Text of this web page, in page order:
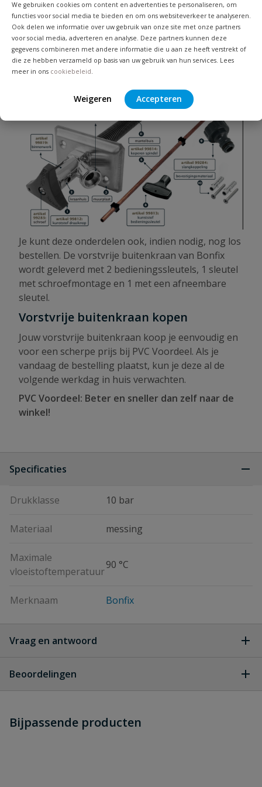
We gebruiken cookies om content en advertenties te personaliseren, om
functies voor social media te bieden en om ons websiteverkeer te analyseren.
Ook delen we informatie over uw gebruik van onze site met onze partners
voor social media, adverteren en analyse. Deze partners kunnen deze
gegevens combineren met andere informatie die u aan ze heeft verstrekt of
die ze hebben verzameld op basis van uw gebruik van hun services. Lees
meer in ons cookiebeleid.
Weigeren Accepteren
volgende onderdelen.
Je kunt deze onderdelen ook, indien nodig, nog los
bestellen. De vorstvrije buitenkraan van Bonfix
wordt geleverd met 2 bedieningssleutels, 1 sleutel
met schroefmontage en 1 met een afneembare
sleutel.
Vorstvrije buitenkraan kopen
Jouw vorstvrije buitenkraan koop je eenvoudig en
voor een scherpe prijs bij PVC Voordeel. Als je
vandaag de bestelling plaatst, kun je deze al de
volgende werkdag in huis verwachten.
PVC Voordeel: Beter en sneller dan zelf naar de
winkel!
Specificaties
Drukklasse 10 bar
Materiaal messing
Maximale
vloeistoftemperatuur
90 °C
Merknaam Bonfix
Vraag en antwoord
dit product?
Beoordelingen
Schrijf zelf een beoordeling
Bijpassende producten